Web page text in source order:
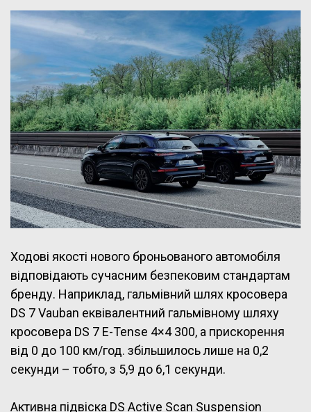
Ходові якості нового броньованого автомобіля
відповідають сучасним безпековим стандартам
бренду. Наприклад, гальмівний шлях кросовера
DS 7 Vauban еквівалентний гальмівному шляху
кросовера DS 7 E-Tense 4×4 300, а прискорення
від 0 до 100 км/год. збільшилось лише на 0,2
секунди – тобто, з 5,9 до 6,1 секунди.
Активна підвіска DS Active Scan Suspension